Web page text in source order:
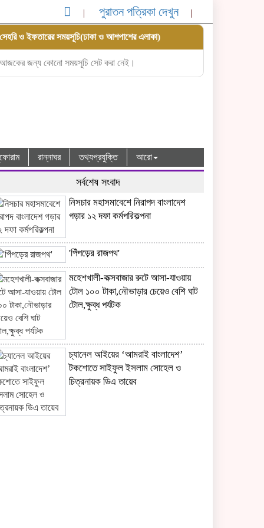
পুরাতন পত্রিকা দেখুন
সেহরি ও ইফতারের সময়সূচি(ঢাকা ও আশপাশের এলাকা)
আজকের জন্য কোনো সময়সূচি সেট করা নেই।
রান্নাঘর তথ্যপ্রযুক্তি আরো
সর্বশেষ সংবাদ
নিসচার মহাসমাবেশে নিরাপদ বাংলাদেশ
গড়ার ১২ দফা কর্মপরিকল্পনা
'পিঁপড়ের রাজপথ'
মহেশখালী-কক্সবাজার রুটে আসা-যাওয়ায়
টোল ১০০ টাকা,নৌভাড়ার চেয়েও বেশি ঘাট
টোল,ক্ষুব্ধ পর্যটক
চ্যানেল আইয়ের ‘আমরাই বাংলাদেশ’
টকশোতে সাইফুল ইসলাম সোহেল ও
চিত্রনায়ক ডিএ তায়েব